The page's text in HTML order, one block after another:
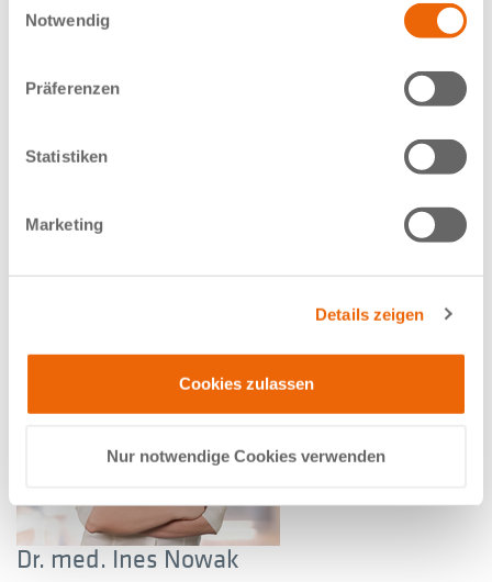
Notwendig
Präferenzen
Statistiken
Marketing
Details zeigen
Cookies zulassen
Nur notwendige Cookies verwenden
Fachärztin für Radiologie
Dr. med. Ines Nowak